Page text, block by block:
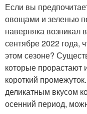
Если вы
овощами и зеленью
наверняка возникал
сентябре 2022 года,
этом сезоне?
которые прорастают
короткий
деликатным вкусом
осенний период,